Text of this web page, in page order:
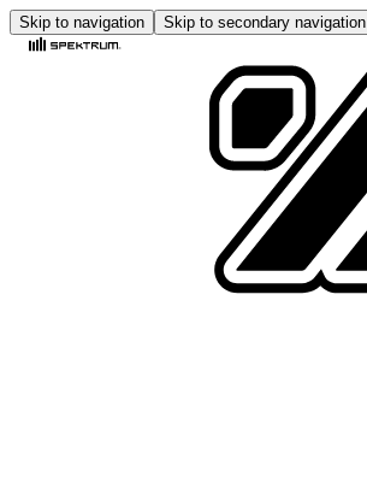
Skip to navigation Skip to secondary navigation